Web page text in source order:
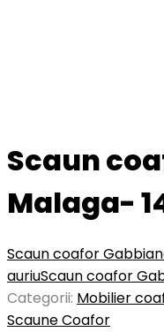
Scaun
Malaga-
Scaun coafor
auriuScaun coafor
Categorii: Mobilier
Scaune Coafor